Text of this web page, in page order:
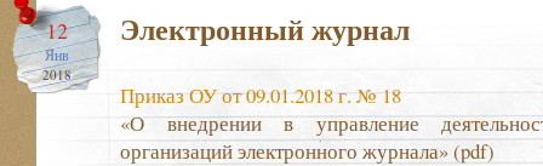
12
Янв
2018
Электронный журнал
Приказ ОУ от 09.01.2018 г. № 18
«О внедрении в управление
организаций электронного журнала» (pdf)